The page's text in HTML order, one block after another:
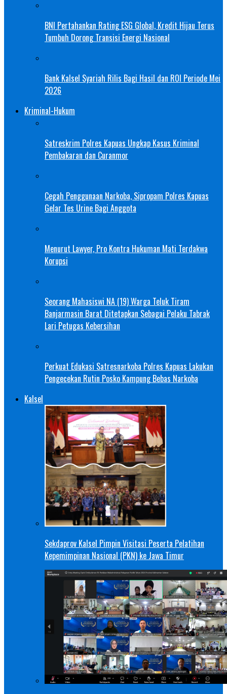
BNI Pertahankan Rating ESG Global, Kredit Hijau Terus
Tumbuh Dorong Transisi Energi Nasional
Bank Kalsel Syariah Rilis Bagi Hasil dan ROI Periode Mei
2026
Kriminal-Hukum
Satreskrim Polres Kapuas Ungkap Kasus Kriminal
Pembakaran dan Curanmor
Cegah Penggunaan Narkoba, Sipropam Polres Kapuas
Gelar Tes Urine Bagi Anggota
Menurut Lawyer, Pro Kontra Hukuman Mati Terdakwa
Korupsi
Seorang Mahasiswi NA (19) Warga Teluk Tiram
Banjarmasin Barat Ditetapkan Sebagai Pelaku Tabrak
Lari Petugas Kebersihan
Perkuat Edukasi Satresnarkoba Polres Kapuas Lakukan
Pengecekan Rutin Posko Kampung Bebas Narkoba
Kalsel
Sekdaprov Kalsel Pimpin Visitasi Peserta Pelatihan
Kepemimpinan Nasional (PKN) ke Jawa Timur